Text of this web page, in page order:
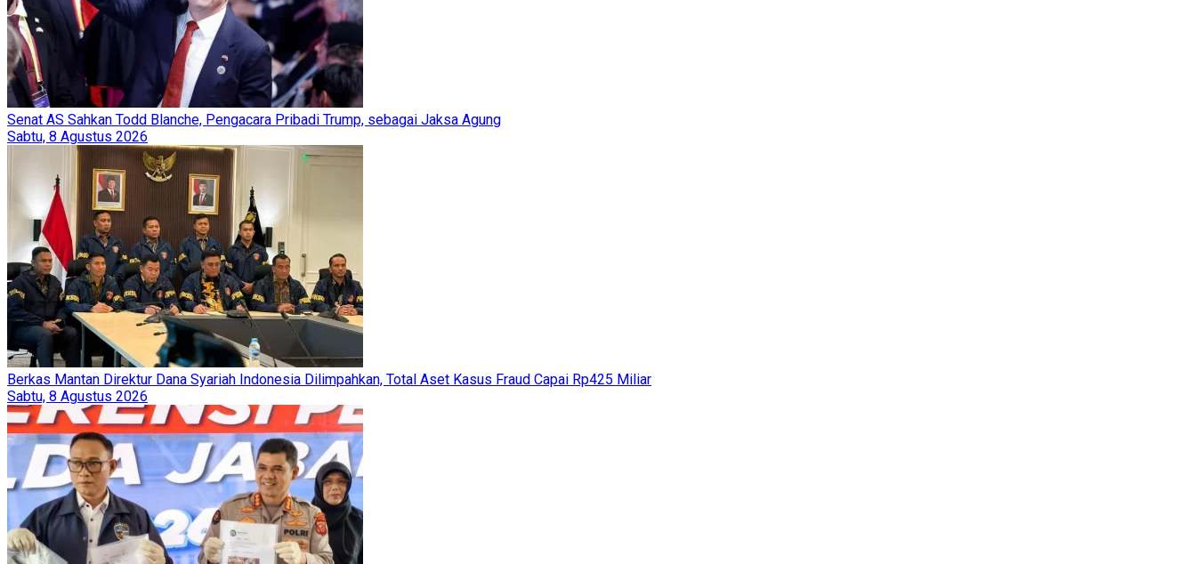
Senat AS Sahkan Todd Blanche, Pengacara Pribadi Trump, sebagai Jaksa Agung
Sabtu, 8 Agustus 2026
Berkas Mantan Direktur Dana Syariah Indonesia Dilimpahkan, Total Aset Kasus Fraud Capai Rp425 Miliar
Sabtu, 8 Agustus 2026